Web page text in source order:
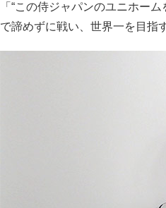
「“この侍ジャパンのユニホー
で諦めずに戦い、世界一を目指